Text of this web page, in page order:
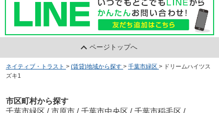
ページトップへ
ネイティブ・トラスト > (賃貸)地域から探す > 千葉市緑区 > ドリームハイツス
ズキ1
市区町村から探す
千葉市緑区 / 市原市 / 千葉市中央区 / 千葉市稲毛区 /